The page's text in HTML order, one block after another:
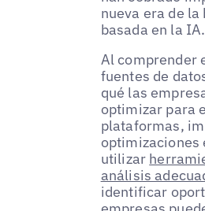
nueva era de la
basada en la IA.
Al comprender
fuentes de
qué las
optimizar para
plataformas,
optimizaciones
utilizar
análisis
identificar